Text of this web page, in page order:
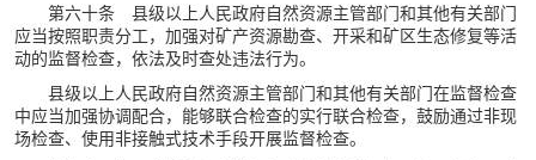
第六十条 县级以上人民政府自然资源主管部门和其他有关部门
应当按照职责分工，加强对矿产资源勘查、开采和矿区生态修复等活
动的监督检查，依法及时查处违法行为。
县级以上人民政府自然资源主管部门和其他有关部门在监督检查
中应当加强协调配合，能够联合检查的实行联合检查，鼓励通过非现
场检查、使用非接触式技术手段开展监督检查。